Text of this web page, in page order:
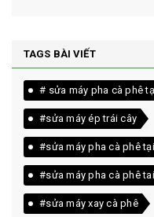
TAGS BÀI VIẾT
# sửa máy pha cà phê
#sửa máy ép trái cây
#sửa máy pha cà phê
#sửa máy pha cà phê
#sửa máy xay cà phê